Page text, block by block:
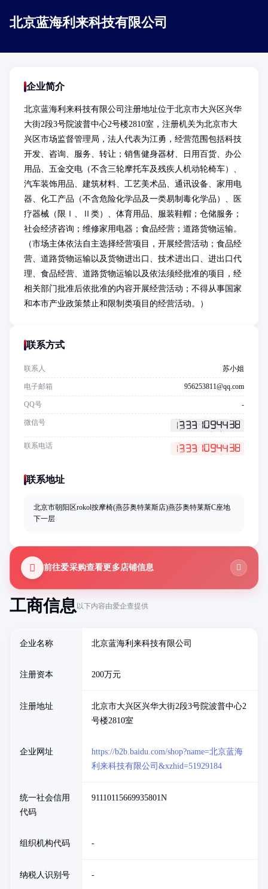
北京蓝海利来科技有限公司
工商信息以下内容由爱企查提供
企业名称 北京蓝海利来科技有限公司
注册资本 200万元
注册地址
北京市大兴区兴华大街2段3号院波普中心2
号楼2810室
企业网址
https://b2b.baidu.com/shop?name=北京蓝海
利来科技有限公司&xzhid=51929184
统一社会信用
代码
91110115669935801N
组织机构代码 -
纳税人识别号 -
企业简介
北京蓝海利来科技有限公司注册地址位于北京市大兴区兴华
大街2段3号院波普中心2号楼2810室，注册机关为北京市大
兴区市场监督管理局，法人代表为江勇，经营范围包括科技
开发、咨询、服务、转让；销售健身器材、日用百货、办公
用品、五金交电（不含三轮摩托车及残疾人机动轮椅车）、
汽车装饰用品、建筑材料、工艺美术品、通讯设备、家用电
器、化工产品（不含危险化学品及一类易制毒化学品）、医
疗器械（限Ⅰ、Ⅱ类）、体育用品、服装鞋帽；仓储服务；
社会经济咨询；维修家用电器；食品经营；道路货物运输。
（市场主体依法自主选择经营项目，开展经营活动；食品经
营、道路货物运输以及货物进出口、技术进出口、进出口代
理、食品经营、道路货物运输以及依法须经批准的项目，经
相关部门批准后依批准的内容开展经营活动；不得从事国家
和本市产业政策禁止和限制类项目的经营活动。）
联系方式
联系人 苏小姐
电子邮箱 956253811@qq.com
QQ号 -
微信号
联系电话
联系地址
北京市朝阳区rokol按摩椅(燕莎奥特莱斯店)燕莎奥特莱斯C座地
下一层
前往爱采购查看更多店铺信息